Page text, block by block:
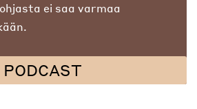
ei saa varmaa
PODCAST